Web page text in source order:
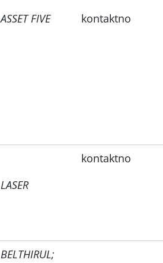
ASSET FIVE kontaktno
LASER
kontaktno
BELTHIRUL;